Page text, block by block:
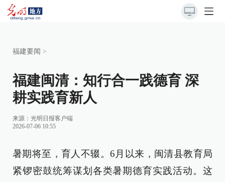
福建要闻 >
福建闽清：知行合一践德育 深
耕实践育新人
来源： 光明日报客户端
2026-07-06 10:55
暑期将至，育人不辍。6月以来，闽清县教育局
紧锣密鼓统筹谋划各类暑期德育实践活动。这